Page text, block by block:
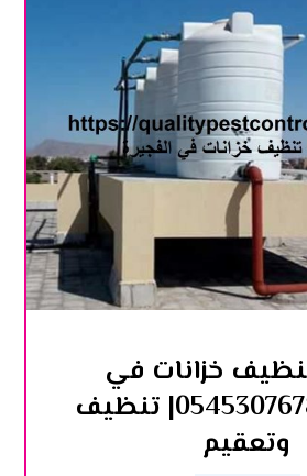
خزانات في
الفجيرة |0545307678| تنظيف
وتعقيم